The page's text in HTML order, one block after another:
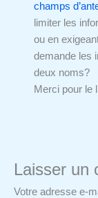
champs
limiter les
ou en
demande les
deux noms?
Merci pour le
Laisser un
Votre adresse e-